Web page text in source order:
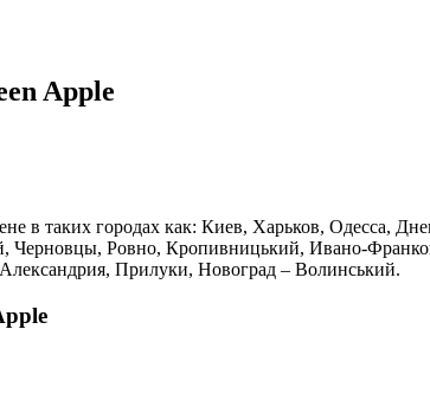
Apple
в таких городах как: Киев, Харьков, Одесса,
Ровно, Кропивницький, Ивано-
Прилуки, Новоград – Волинський.